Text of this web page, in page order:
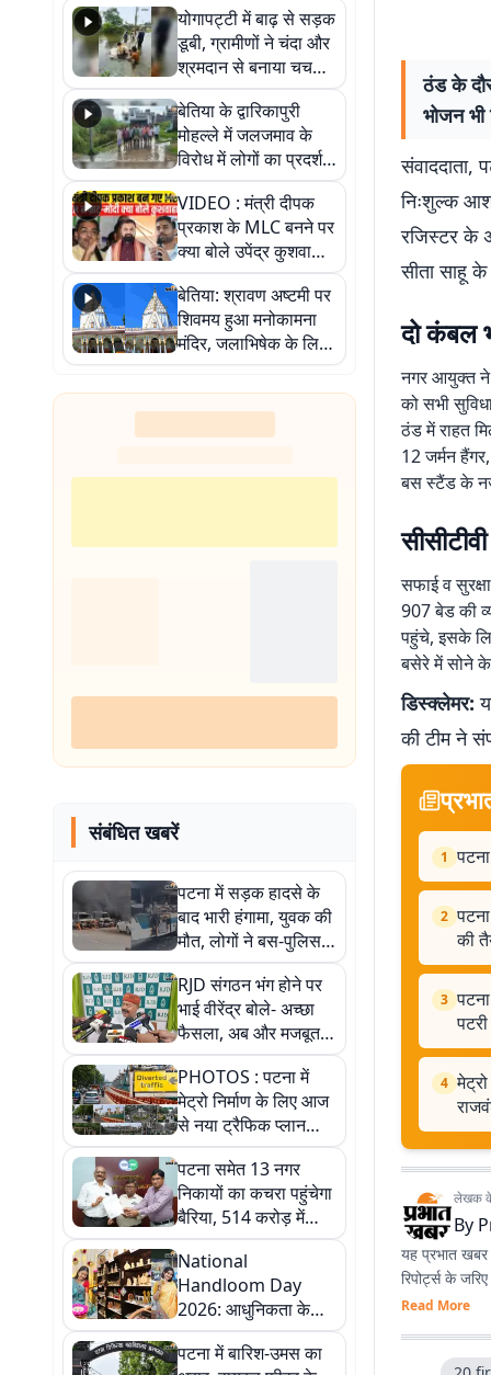
योगापट्टी में बाढ़ से सड़क
डूबी, ग्रामीणों ने चंदा और
श्रमदान से बनाया चचरी
पुल
बेतिया के द्वारिकापुरी
मोहल्ले में जलजमाव के
विरोध में लोगों का प्रदर्शन,
स्थायी समाधान की मांग
VIDEO : मंत्री दीपक
प्रकाश के MLC बनने पर
क्या बोले उपेंद्र कुशवाहा,
सुनिए
बेतिया: श्रावण अष्टमी पर
शिवमय हुआ मनोकामना
मंदिर, जलाभिषेक के लिए
लगी लंबी कतारें
संबंधित खबरें
पटना में सड़क हादसे के
बाद भारी हंगामा, युवक की
मौत, लोगों ने बस-पुलिस
की गाड़ियां फूंकी
RJD संगठन भंग होने पर
भाई वीरेंद्र बोले- अच्छा
फैसला, अब और मजबूत
होगी पार्टी, आने वाले दिनों
में हमारी सरकार बनेगी
PHOTOS : पटना में
मेट्रो निर्माण के लिए आज
से नया ट्रैफिक प्लान
लागू, फोटो में देखें नया
रूट और डायवर्जन प्लान
पटना समेत 13 नगर
निकायों का कचरा पहुंचेगा
बैरिया, 514 करोड़ में
बनेगा वेस्ट टू एनर्जी प्लांट
National
Handloom Day
2026: आधुनिकता के
धागों से संवर रही बिहार
की हथकरघा विरासत,
पटना में बारिश-उमस का
ठंड के
भोजन भी
संवाददाता,
निःशुल्क
रजिस्टर के
सीता साहू
दो कंबल
नगर आयुक्त ने
को सभी
ठंड में राहत
12 जर्मन
बस स्टैंड के
सफाई व
907 बेड की
पहुंचे, इसके
बसेरे में सोने के
डिस्क्लेमर:
की टीम ने
1
2
की
3
4
लेखक के
By
यह प्रभात
रिपोर्ट्स के
Read More